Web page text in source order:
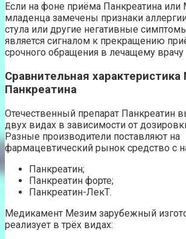
Если на фоне приёма Панкреатина или
младенца замечены признаки
стула или другие негативные
является сигналом к прекращению
срочного обращения в лечащему врачу
Сравнительная
Панкреатина
Отечественный препарат Панкреатин
двух видах в зависимости от
Разные производители поставляют на
фармацевтический рынок средство с
Панкреатин;
Панкреатин форте;
Панкреатин-ЛекТ.
Медикамент Мезим зарубежный
реализует в трёх видах: